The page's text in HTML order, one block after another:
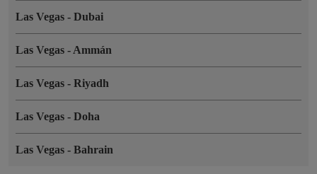
Las Vegas - Dubai
Las Vegas - Ammán
Las Vegas - Riyadh
Las Vegas - Doha
Las Vegas - Bahrain